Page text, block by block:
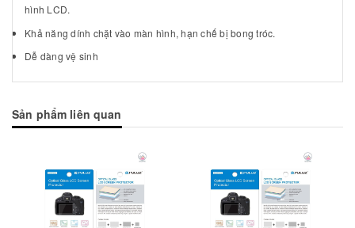
hình LCD.
Khả năng dính chặt vào màn hình, hạn chế bị bong tróc.
Dễ dàng vệ sinh
Sản phẩm liên quan